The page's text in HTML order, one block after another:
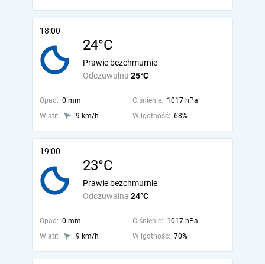
18:00
24°C
Odczuwalna 25°C
Prawie bezchmurnie
Opad: 0 mm Ciśnienie: 1017 hPa
Wiatr:
9 km/h Wilgotność: 68%
19:00
23°C
Odczuwalna 24°C
Prawie bezchmurnie
Opad: 0 mm Ciśnienie: 1017 hPa
Wiatr:
9 km/h Wilgotność: 70%